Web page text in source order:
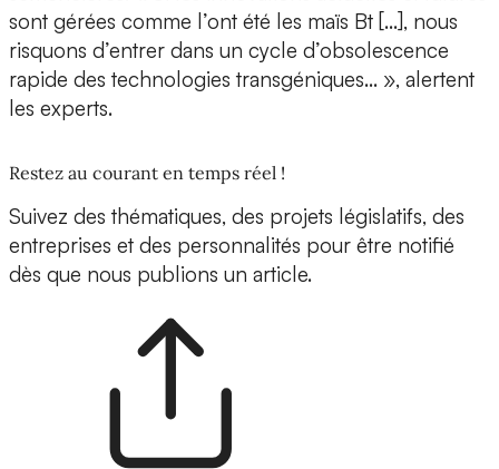
sont gérées comme l’ont été les maïs Bt […], nous
risquons d’entrer dans un cycle d’obsolescence
rapide des technologies transgéniques… », alertent
les experts.
Restez au courant en temps réel !
Suivez des thématiques, des projets législatifs, des
entreprises et des personnalités pour être notifié
dès que nous publions un article.